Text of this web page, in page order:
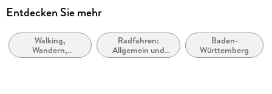
Produktart
Maßstab
1:25000
Entdecken Sie mehr
Walking,
Wandern,
Trekking
Radfahren:
Allgemein und
Touring
Baden-
Württemberg